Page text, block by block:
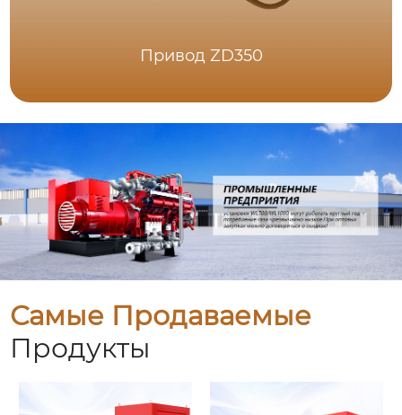
Привод ZD350
Самые Продаваемые
Продукты